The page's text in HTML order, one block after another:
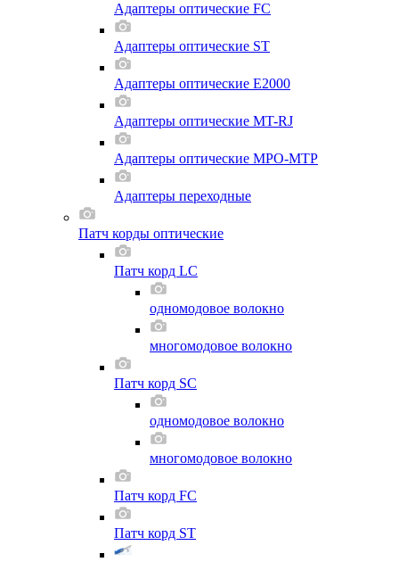
Адаптеры оптические FC
Адаптеры оптические ST
Адаптеры оптические E2000
Адаптеры оптические MT-RJ
Адаптеры оптические MPO-MTP
Адаптеры переходные
Патч корды оптические
Патч корд LC
одномодовое волокно
многомодовое волокно
Патч корд SC
одномодовое волокно
многомодовое волокно
Патч корд FC
Патч корд ST